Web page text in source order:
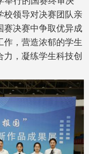
校领导对决赛团队亲
赛决赛中争取优异成
，营造浓郁的学生
，凝练学生科技创